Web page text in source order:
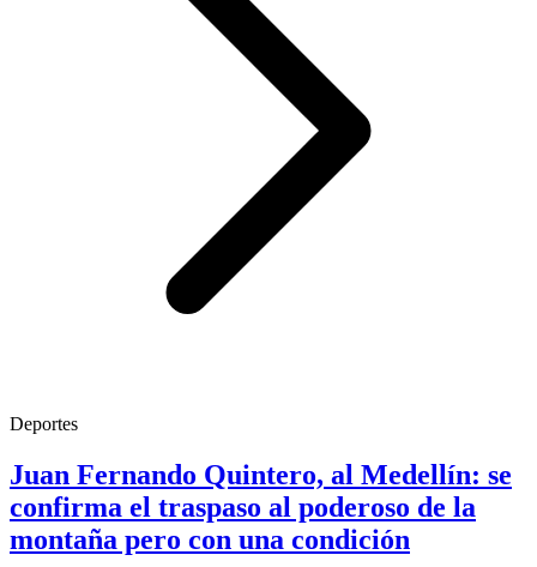
Deportes
Juan Fernando Quintero, al Medellín: se
confirma el traspaso al poderoso de la
montaña pero con una condición